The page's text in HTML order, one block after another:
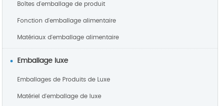
Boîtes d'emballage de produit
Fonction d'emballage alimentaire
Matériaux d'emballage alimentaire
Emballage luxe
Emballages de Produits de Luxe
Matériel d'emballage de luxe